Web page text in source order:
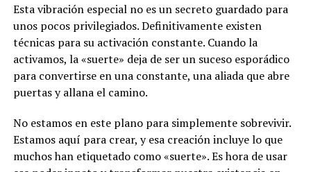
Esta vibración especial no es un secreto guardado para
unos pocos privilegiados. Definitivamente existen
técnicas para su activación constante. Cuando la
activamos, la «suerte» deja de ser un suceso esporádico
para convertirse en una constante, una aliada que abre
puertas y allana el camino.
No estamos en este plano para simplemente sobrevivir.
Estamos aquí para crear, y esa creación incluye lo que
muchos han etiquetado como «suerte». Es hora de usar